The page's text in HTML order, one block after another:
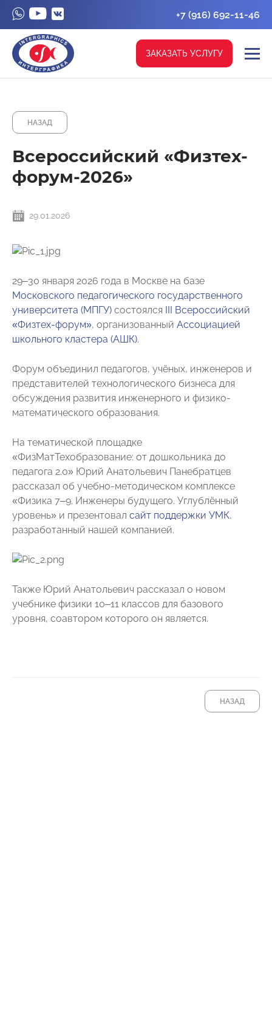
+7 (916) 692-11-46
ЗАКАЗАТЬ УСЛУГУ
НАЗАД
Всероссийский «Физтех-
форум-2026»
29.01.2026
29–30 января 2026 года в Москве на базе
Московского педагогического государственного
университета (МПГУ) состоялся III Всероссийский
«Физтех-форум», организованный Ассоциацией
школьного кластера (АШК).
Форум объединил педагогов, учёных, инженеров и
представителей технологического бизнеса для
обсуждения развития инженерного и физико-
математического образования.
На тематической площадке
«ФизМатТехобразование: от дошкольника до
педагога 2.0» Юрий Анатольевич Панебратцев
рассказал об учебно-методическом комплексе
«Физика 7–9. Инженеры будущего. Углублённый
уровень» и презентовал сайт поддержки УМК,
разработанный нашей компанией.
Также Юрий Анатольевич рассказал о новом
учебнике физики 10–11 классов для базового
уровня, соавтором которого он является.
НАЗАД